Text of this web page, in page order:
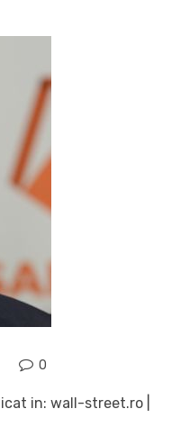
0
in: wall-street.ro |